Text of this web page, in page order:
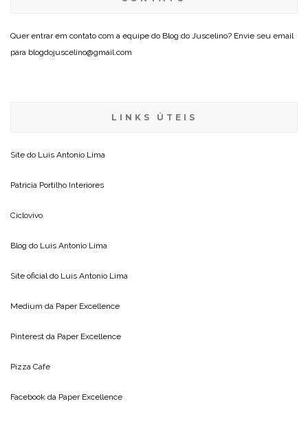
Quer entrar em contato com a equipe do Blog do Juscelino? Envie seu email
para blogdojuscelino@gmail.com
LINKS ÚTEIS
Site do Luis Antonio Lima
Patricia Portilho Interiores
Ciclovivo
Blog do Luis Antonio Lima
Site oficial do Luis Antonio Lima
Medium da Paper Excellence
Pinterest da Paper Excellence
Pizza Cafe
Facebook da Paper Excellence